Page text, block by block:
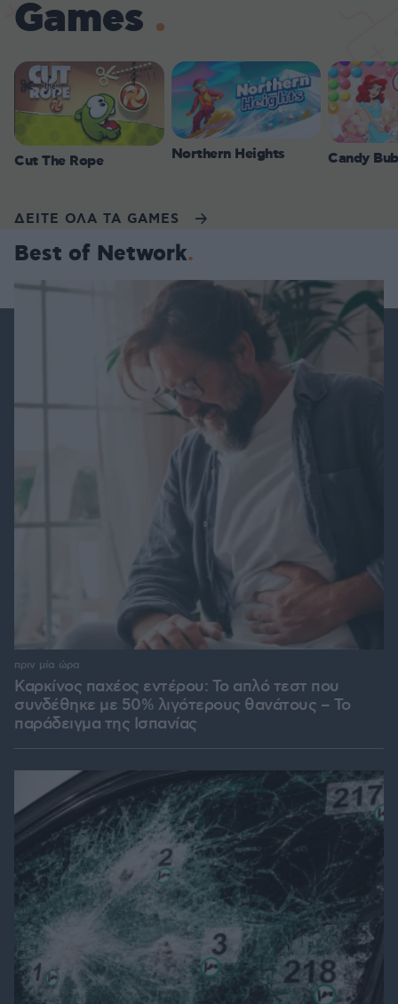
Games
Cut The Rope Northern Heights Candy
ΔΕΙΤΕ ΟΛΑ ΤΑ GAMES
Best of Network
Καρκίνος παχέος εντέρου: Το απλό τεστ που
συνδέθηκε με 50% λιγότερους θανάτους – Το
παράδειγμα της Ισπανίας
πριν μία ώρα